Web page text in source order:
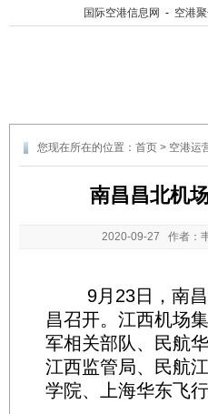
国际空港信息网 - 空港
您现在所在的位置： 首页 > 空港运
南昌昌北机
2020-09-27 作者：
9月23日，南昌
昌召开。江西机场
军相关部队、民航
江西监管局、民航
学院、上海华东飞